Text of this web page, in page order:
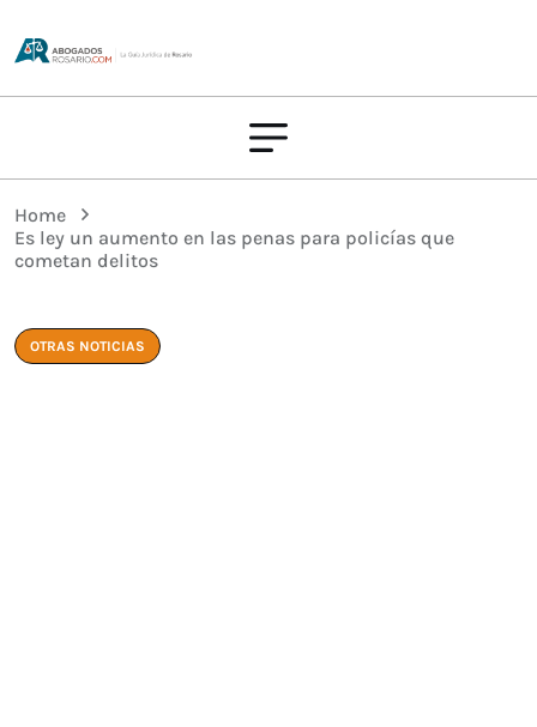
Home
Es ley un aumento en las penas para policías que
cometan delitos
OTRAS NOTICIAS